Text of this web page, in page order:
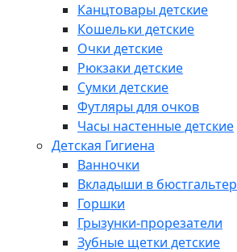
Канцтовары детские
Кошельки детские
Очки детские
Рюкзаки детские
Сумки детские
Футляры для очков
Часы настенные детские
Детская Гигиена
Ванночки
Вкладыши в бюстгальтер
Горшки
Грызунки-прорезатели
Зубные щетки детские